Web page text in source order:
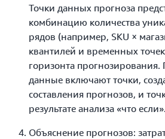
Точки данных прогноза
комбинацию количества
рядов (например, SKU ×
квантилей и временных
горизонта
данные включают точки,
составления прогнозов, и
результате анализа «что если».
Объяснение прогнозов: